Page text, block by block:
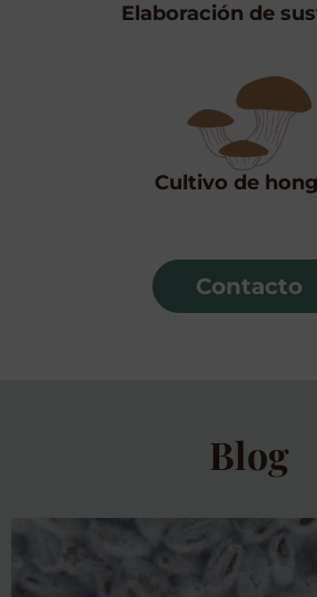
Elaboración de
Cultivo de
Contacto
Blog